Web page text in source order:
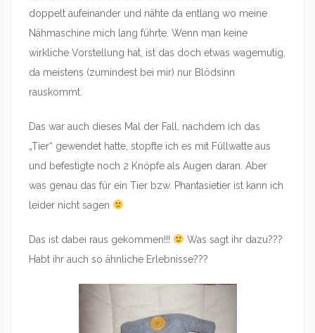
doppelt aufeinander und nähte da entlang wo meine
Nähmaschine mich lang führte. Wenn man keine
wirkliche Vorstellung hat, ist das doch etwas wagemutig,
da meistens (zumindest bei mir) nur Blödsinn
rauskommt.
Das war auch dieses Mal der Fall, nachdem ich das
„Tier“ gewendet hatte, stopfte ich es mit Füllwatte aus
und befestigte noch 2 Knöpfe als Augen daran. Aber
was genau das für ein Tier bzw. Phantasietier ist kann ich
leider nicht sagen
Das ist dabei raus gekommen!!!
Was sagt ihr dazu???
Habt ihr auch so ähnliche Erlebnisse???